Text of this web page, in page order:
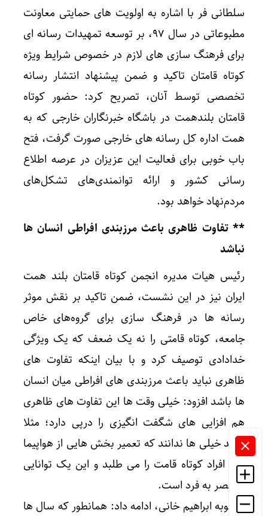
سلطانی فر با اشاره به اولویت های حمایتی معاونت
مطبوعاتی در سال ۹۷، بر توسعه تمهیدات رسانه ای
برای فرهنگ سازی های لازم در خصوص شرایط ویژه
کوتاه قامتان تاکید و ضمن پیشنهاد انتشار رسانه
تخصصی توسط آنان، تصریح کرد: حضور کوتاه
قامتان بلندهمت در باشگاه خبرنگاران خارجی که به
همت اداره کل رسانه های خارجی صورت گرفت، فتح
باب خوبی برای فعالیت این عزیزان در عرصه اطلاع
رسانی کشور و ارائه توانمندی‌های تشکل‌های
مردم‌نهاد خواهد بود.
** تفاوت ظاهری باعث مرزبندی افراطی انسان ها
نباشد
رئیس هیات مدیره انجمن کوتاه قامتان بلند همت
ایران نیز در این نشست، ضمن تاکید بر نقش موثر
رسانه ها در فرهنگ سازی برای گروه‌های خاص
جامعه، کوتاه قامتی را نه یک ضعف که یک ویژگی
خدادادی توصیف کرد و با بیان اینکه تفاوت های
ظاهری نباید باعث مرزبندی های افراطی میان انسان
ها باشد افزود: خیلی وقت ها این تفاوت های ظاهری
هم افزایی های شگفت انگیزی را درپی دارد؛ مثلا
شاید خیلی ها ندانند که تعمیر بخش هایی از هواپیما
تنها افراد کوتاه قامت را می طلبد و این یک توانایی
منحصر به فرد است.
محبوبه ابراهیم خانی، ادامه داد: همانطور که سال ها